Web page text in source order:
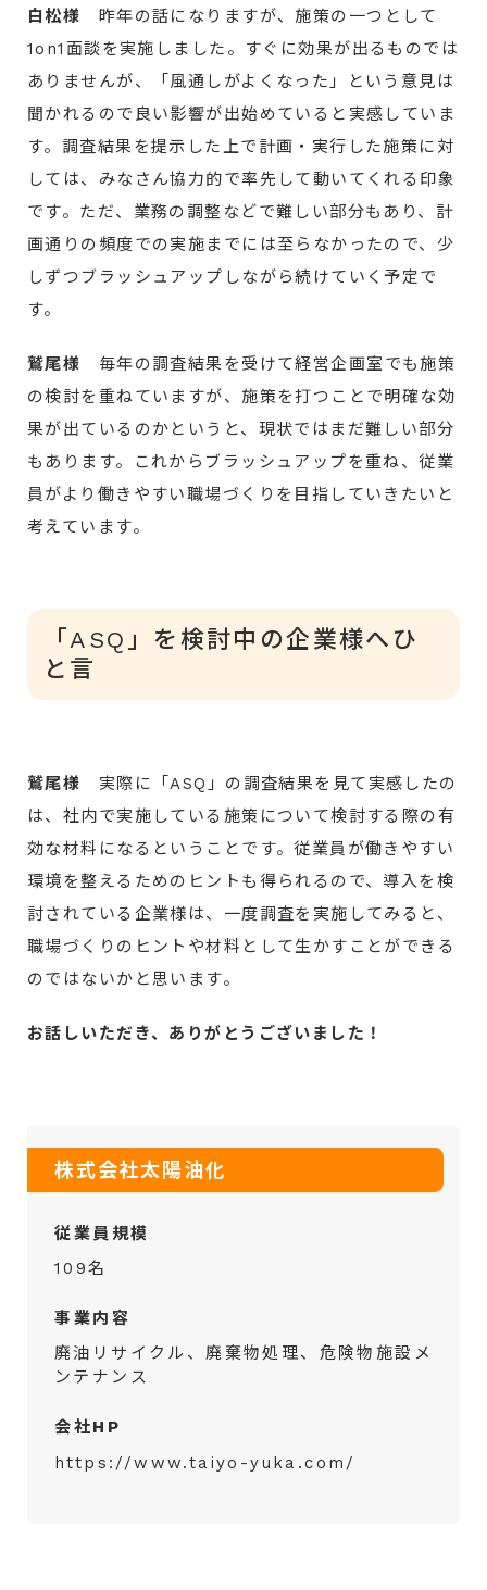
白松様 昨年の話になりますが、施策の一つとして
1on1面談を実施しました。すぐに効果が出るものでは
ありませんが、「風通しがよくなった」という意見は
聞かれるので良い影響が出始めていると実感していま
す。調査結果を提示した上で計画・実行した施策に対
しては、みなさん協力的で率先して動いてくれる印象
です。ただ、業務の調整などで難しい部分もあり、計
画通りの頻度での実施までには至らなかったので、少
しずつブラッシュアップしながら続けていく予定で
す。
鷲尾様 毎年の調査結果を受けて経営企画室でも施策
の検討を重ねていますが、施策を打つことで明確な効
果が出ているのかというと、現状ではまだ難しい部分
もあります。これからブラッシュアップを重ね、従業
員がより働きやすい職場づくりを目指していきたいと
考えています。
「ASQ」を検討中の企業様へひ
と言
鷲尾様 実際に「ASQ」の調査結果を見て実感したの
は、社内で実施している施策について検討する際の有
効な材料になるということです。従業員が働きやすい
環境を整えるためのヒントも得られるので、導入を検
討されている企業様は、一度調査を実施してみると、
職場づくりのヒントや材料として生かすことができる
のではないかと思います。
お話しいただき、ありがとうございました！
株式会社太陽油化
従業員規模
109名
事業内容
廃油リサイクル、廃棄物処理、危険物施設メ
ンテナンス
会社HP
https://www.taiyo-yuka.com/